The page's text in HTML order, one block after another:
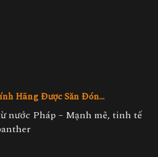
Hãng Được Săn Đón...
nước Pháp – Mạnh mẽ, tinh tế